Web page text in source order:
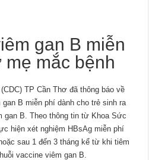
gan B miễn
mắc bệnh
TP Cần Thơ đã thông báo về
B miễn phí dành cho trẻ sinh ra
gan B. Theo thông tin từ Khoa Sức
hiện xét nghiệm HBsAg miễn phí
sau 1 đến 3 tháng kể từ khi tiêm
vaccine viêm gan B.